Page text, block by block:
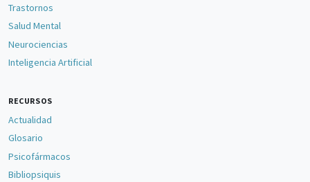
Trastornos
Salud Mental
Neurociencias
Inteligencia Artificial
RECURSOS
Actualidad
Glosario
Psicofármacos
Bibliopsiquis